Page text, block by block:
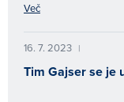
Več
16. 7. 2023 |
Tim Gajser se je